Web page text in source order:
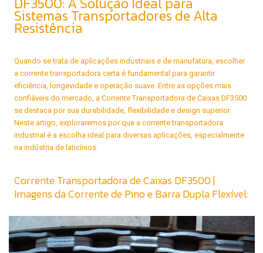
Sistemas Transportadores de Alta
Resistência
Quando se trata de aplicações industriais e de manufatura, escolher
a corrente transportadora certa é fundamental para garantir
eficiência, longevidade e operação suave. Entre as opções mais
confiáveis do mercado, a Corrente Transportadora de Caixas DF3500
se destaca por sua durabilidade, flexibilidade e design superior.
Neste artigo, exploraremos por que a corrente transportadora
industrial é a escolha ideal para diversas aplicações, especialmente
na indústria de laticínios.
Corrente Transportadora de Caixas DF3500 |
Imagens da Corrente de Pino e Barra Dupla Flexível: